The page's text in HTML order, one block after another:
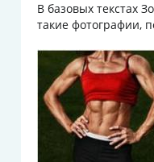
В базовых текстах
такие фотографии,